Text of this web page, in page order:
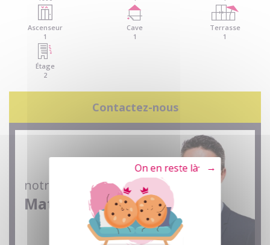
Ascenseur
1
Cave
1
Terrasse
1
Étage
2
Contactez-nous
notre conseiller
Mathieu
Tout refuser